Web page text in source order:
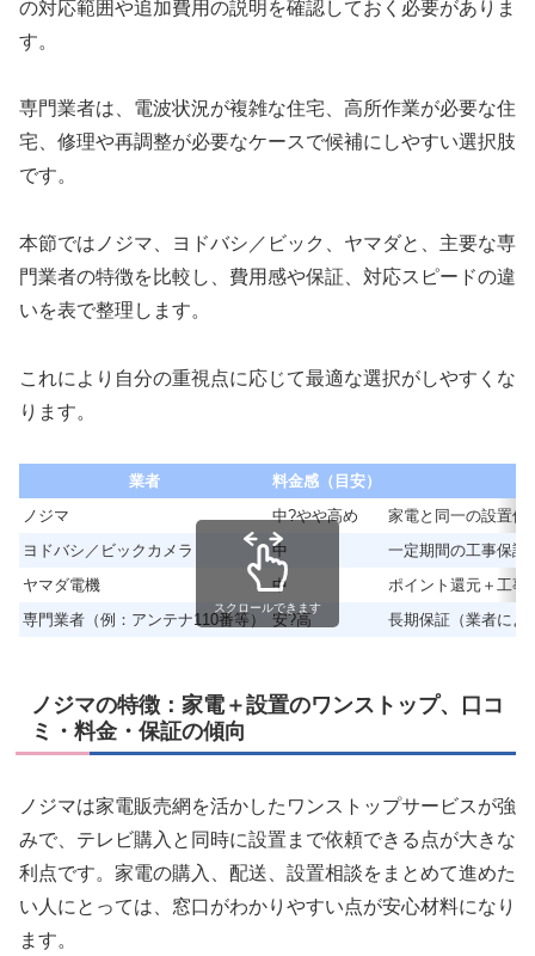
の対応範囲や追加費用の説明を確認しておく必要がありま
す。
専門業者は、電波状況が複雑な住宅、高所作業が必要な住
宅、修理や再調整が必要なケースで候補にしやすい選択肢
です。
本節ではノジマ、ヨドバシ／ビック、ヤマダと、主要な専
門業者の特徴を比較し、費用感や保証、対応スピードの違
いを表で整理します。
これにより自分の重視点に応じて最適な選択がしやすくな
ります。
業者 料金感（目安）
ノジマ
中?やや高め
家電と同一の設置保
ヨドバシ／ビックカメラ
中
一定期間の工事保証
ヤマダ電機
中
ポイント還元＋工事
専門業者（例：アンテナ110番等） 安?高 長期保証（業者によ
スクロールできます
ノジマの特徴：家電＋設置のワンストップ、口コ
ミ・料金・保証の傾向
ノジマは家電販売網を活かしたワンストップサービスが強
みで、テレビ購入と同時に設置まで依頼できる点が大きな
利点です。家電の購入、配送、設置相談をまとめて進めた
い人にとっては、窓口がわかりやすい点が安心材料になり
ます。